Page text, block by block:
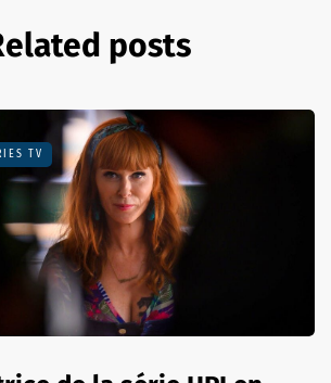
posts
TV